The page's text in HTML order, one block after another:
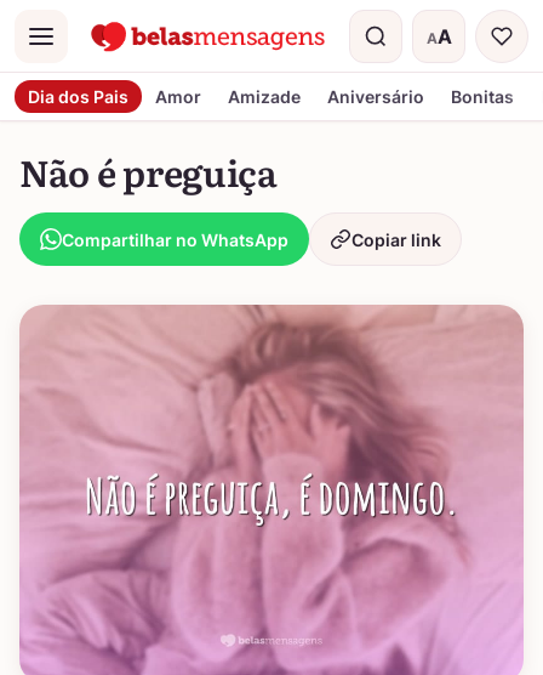
Menu AA
Tamanho do
Dia dos Pais Amor Amizade Aniversário Bonitas
Não é preguiça
Compartilhar no WhatsApp Copiar link